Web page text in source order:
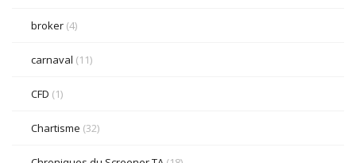
broker (4)
carnaval (11)
CFD (1)
Chartisme (32)